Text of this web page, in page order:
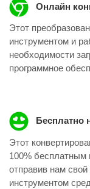
Онлайн
Этот
инструментом и
необходимости
программное
Бесплатно
Этот
100% бесплатным
отправив нам
инструментом